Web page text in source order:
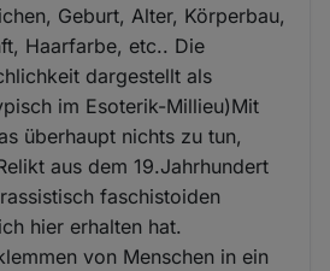
Geburt, Alter, Körperbau,
Haarfarbe, etc.. Die
dargestellt als
im Esoterik-Millieu)Mit
überhaupt nichts zu tun,
aus dem 19.Jahrhundert
faschistoiden
hier erhalten hat.
von Menschen in ein